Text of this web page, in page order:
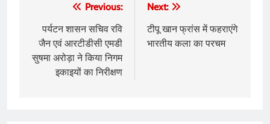
navigation
Previous:
पर्यटन शासन सचिव रवि
जैन एवं आरटीडीसी एमडी
सुषमा अरोड़ा ने किया निगम
इकाइयों का निरीक्षण
Next:
टीपू खान फ्रांस में फहराएंगे
भारतीय कला का परचम